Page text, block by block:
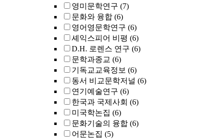
영미문학연구 (7)
문화와 융합 (6)
영어영문학연구 (6)
셰익스피어 비평 (6)
D.H. 로렌스 연구 (6)
문학과종교 (6)
기독교교육정보 (6)
동서 비교문학저널 (6)
연기예술연구 (6)
한국과 국제사회 (6)
미국학논집 (6)
문화기술의 융합 (6)
어문논집 (5)